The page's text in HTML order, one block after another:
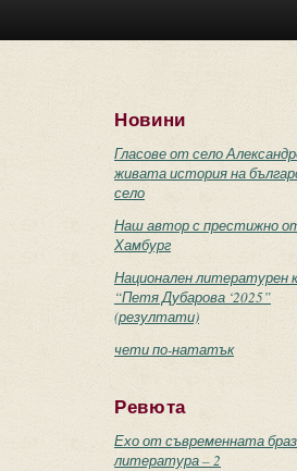
Новини
Гласове от село
живата история на
село
Наш автор с престижно
Хамбург
Национален литературен
“Петя Дубарова ‘2025”
(резултати)
чети по-нататък
Ревюта
Ехо от съвременната
литература – 2